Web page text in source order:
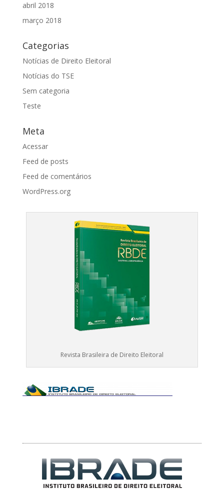
abril 2018
março 2018
Categorias
Notícias de Direito Eleitoral
Notícias do TSE
Sem categoria
Teste
Meta
Acessar
Feed de posts
Feed de comentários
WordPress.org
Revista Brasileira de Direito Eleitoral